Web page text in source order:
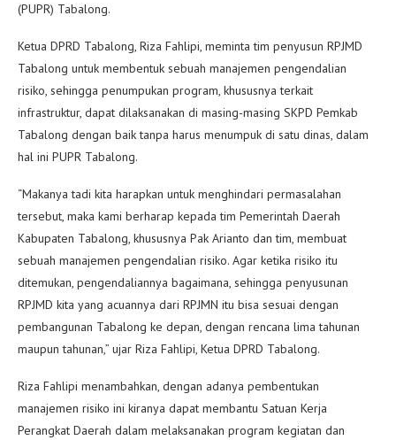
(PUPR) Tabalong.
Ketua DPRD Tabalong, Riza Fahlipi, meminta tim penyusun RPJMD
Tabalong untuk membentuk sebuah manajemen pengendalian
risiko, sehingga penumpukan program, khususnya terkait
infrastruktur, dapat dilaksanakan di masing-masing SKPD Pemkab
Tabalong dengan baik tanpa harus menumpuk di satu dinas, dalam
hal ini PUPR Tabalong.
“Makanya tadi kita harapkan untuk menghindari permasalahan
tersebut, maka kami berharap kepada tim Pemerintah Daerah
Kabupaten Tabalong, khususnya Pak Arianto dan tim, membuat
sebuah manajemen pengendalian risiko. Agar ketika risiko itu
ditemukan, pengendaliannya bagaimana, sehingga penyusunan
RPJMD kita yang acuannya dari RPJMN itu bisa sesuai dengan
pembangunan Tabalong ke depan, dengan rencana lima tahunan
maupun tahunan,” ujar Riza Fahlipi, Ketua DPRD Tabalong.
Riza Fahlipi menambahkan, dengan adanya pembentukan
manajemen risiko ini kiranya dapat membantu Satuan Kerja
Perangkat Daerah dalam melaksanakan program kegiatan dan